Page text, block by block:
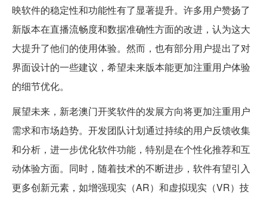
映软件的稳定性和功能性有了显著提升。许多用户赞扬了
新版本在直播流畅度和数据准确性方面的改进，认为这大
大提升了他们的使用体验。然而，也有部分用户提出了对
界面设计的一些建议，希望未来版本能更加注重用户体验
的细节优化。
展望未来，新老澳门开奖软件的发展方向将更加注重用户
需求和市场趋势。开发团队计划通过持续的用户反馈收集
和分析，进一步优化软件功能，特别是在个性化推荐和互
动体验方面。同时，随着技术的不断进步，软件有望引入
更多创新元素，如增强现实（AR）和虚拟现实（VR）技